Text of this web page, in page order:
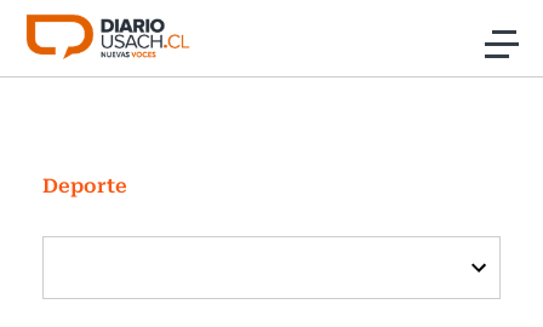
Click acá para ir directamente al contenido
Investigación
Cultura
Programas Radio y TV Usach
Deporte